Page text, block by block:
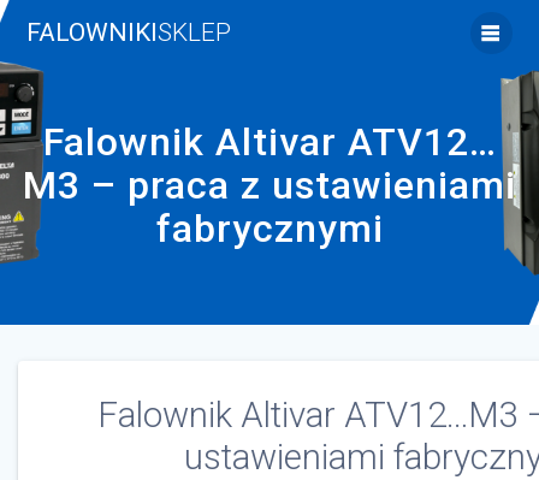
FALOWNIKISKLEP
Falownik Altivar ATV12…
M3 – praca z ustawieniami
fabrycznymi
Falownik Altivar ATV12…M3
ustawieniami